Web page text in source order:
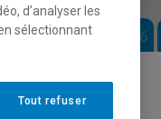
- Automne 2026
d’analyser les
sélectionnant
Tout refuser